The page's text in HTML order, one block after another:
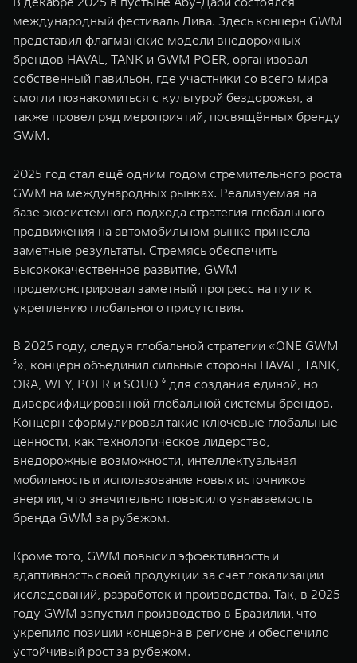
международный фестиваль Лива. Здесь концерн GWM
представил флагманские модели внедорожных
брендов HAVAL, TANK и GWM POER, организовал
собственный павильон, где участники со всего мира
смогли познакомиться с культурой бездорожья, а
также провел ряд мероприятий, посвящённых бренду
GWM.
2025 год стал ещё одним годом стремительного роста
GWM на международных рынках. Реализуемая на
базе экосистемного подхода стратегия глобального
продвижения на автомобильном рынке принесла
заметные результаты. Стремясь обеспечить
высококачественное развитие, GWM
продемонстрировал заметный прогресс на пути к
укреплению глобального присутствия.
В 2025 году, следуя глобальной стратегии «ONE GWM
⁵», концерн объединил сильные стороны HAVAL, TANK,
ORA, WEY, POER и SOUO ⁶ для создания единой, но
диверсифицированной глобальной системы брендов.
Концерн сформулировал такие ключевые глобальные
ценности, как технологическое лидерство,
внедорожные возможности, интеллектуальная
мобильность и использование новых источников
энергии, что значительно повысило узнаваемость
бренда GWM за рубежом.
Кроме того, GWM повысил эффективность и
адаптивность своей продукции за счет локализации
исследований, разработок и производства. Так, в 2025
году GWM запустил производство в Бразилии, что
укрепило позиции концерна в регионе и обеспечило
устойчивый рост за рубежом.